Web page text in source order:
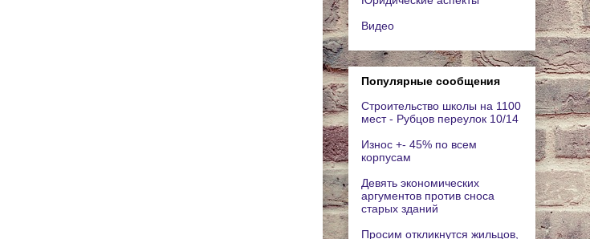
Видео
Популярные сообщения
Строительство школы на 1100
мест - Рубцов переулок 10/14
Износ +- 45% по всем
корпусам
Девять экономических
аргументов против сноса
старых зданий
Просим откликнутся жильцов,